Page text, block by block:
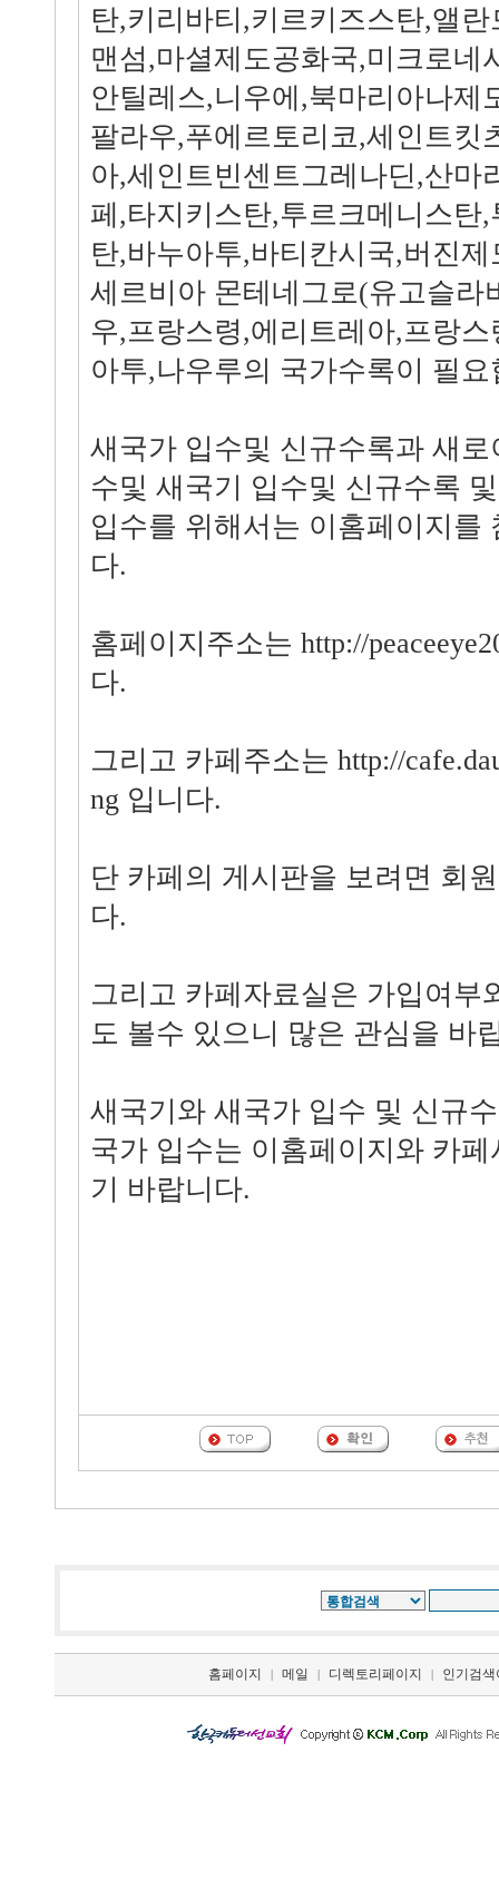
탄,키리바티,키르키즈스탄,앨
맨섬,마셜제도공화국,미크로네
안틸레스,니우에,북마리아나제
팔라우,푸에르토리코,세인트킷
아,세인트빈센트그레나딘,산마
페,타지키스탄,투르크메니스탄
탄,바누아투,바티칸시국,버진
세르비아 몬테네그로(유고슬라
우,프랑스령,에리트레아,프랑
아투,나우루의 국가수록이 필요
새국가 입수및 신규수록과 새
수및 새국기 입수및 신규수록
입수를 위해서는 이홈페이지를
다.
홈페이지주소는 http://
다.
그리고 카페주소는 http://
ng 입니다.
단 카페의 게시판을 보려면 회
다.
그리고 카페자료실은 가입여부
도 볼수 있으니 많은 관심을 바
새국기와 새국가 입수 및 신규
국가 입수는 이홈페이지와 카
기 바랍니다.
홈페이지 | 메일 | 디렉토리페이지 | 인기검색